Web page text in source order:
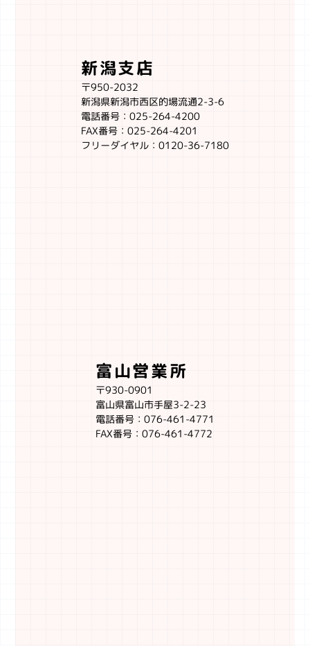
新潟支店
〒950-2032
新潟県新潟市西区的場流通2-3-6
電話番号：025-264-4200
FAX番号：025-264-4201
フリーダイヤル：0120-36-7180
富山営業所
〒930-0901
富山県富山市手屋3-2-23
電話番号：076-461-4771
FAX番号：076-461-4772